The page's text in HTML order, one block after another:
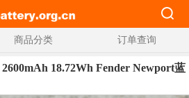
商品分类 订单查询
18.72Wh Fender Newport蓝